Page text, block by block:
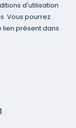
d'utilisation
Vous pourrez
présent dans